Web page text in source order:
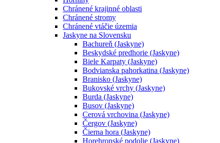
Chránené krajinné oblasti
Chránené stromy
Chránené vtáčie územia
Jaskyne na Slovensku
Bachureň (Jaskyne)
Beskydské predhorie (Jaskyne)
Biele Karpaty (Jaskyne)
Bodvianska pahorkatina (Jaskyne)
Branisko (Jaskyne)
Bukovské vrchy (Jaskyne)
Burda (Jaskyne)
Busov (Jaskyne)
Cerová vrchovina (Jaskyne)
Čergov (Jaskyne)
Čierna hora (Jaskyne)
Horehronské podolie (Jaskyne)